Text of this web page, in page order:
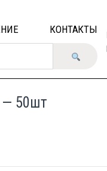
КОНТАКТЫ
— 50шт